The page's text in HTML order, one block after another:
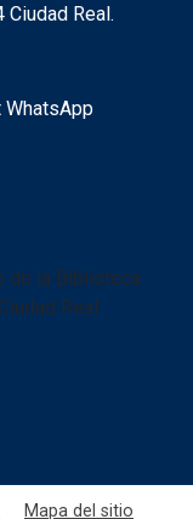
Real.
Mapa del sitio